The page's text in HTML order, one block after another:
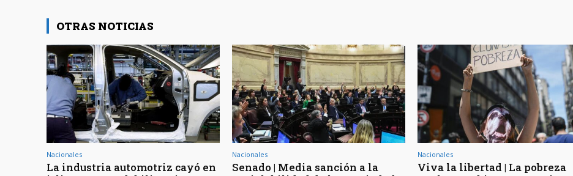
OTRAS NOTICIAS
Nacionales
La industria automotriz cayó en
Nacionales
Senado | Media sanción a la
Nacionales
Viva la libertad | La pobreza